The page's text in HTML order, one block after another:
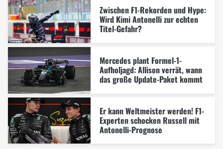
Zwischen F1-Rekorden und Hype:
Wird Kimi Antonelli zur echten
Titel-Gefahr?
Mercedes plant Formel-1-
Aufholjagd: Allison verrät, wann
das große Update-Paket kommt
Er kann Weltmeister werden! F1-
Experten schocken Russell mit
Antonelli-Prognose